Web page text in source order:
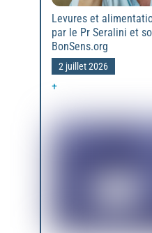
Levures et
par le Pr Seralini et
BonSens.org
2 juillet 2026
+